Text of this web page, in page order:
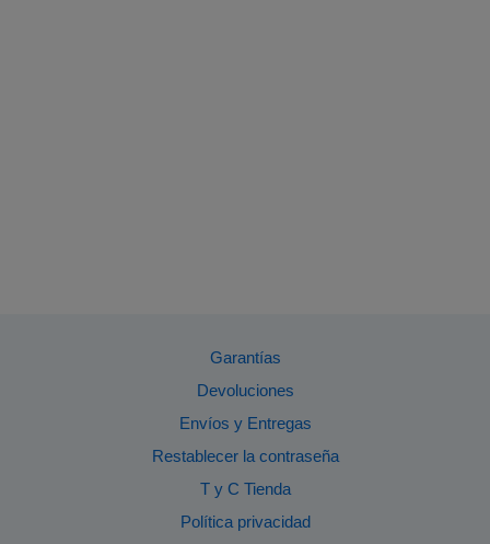
Garantías
Devoluciones
Envíos y Entregas
Restablecer la contraseña
T y C Tienda
Política privacidad